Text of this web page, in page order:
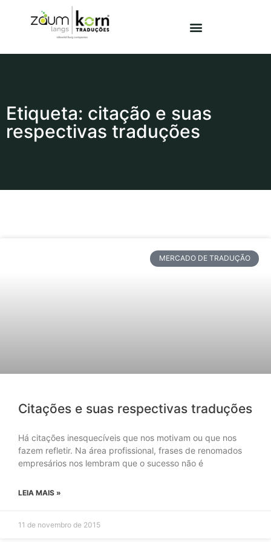
Etiqueta: citação e suas
respectivas traduções
MERCADO DE TRADUÇÃO
Citações e suas respectivas traduções
Há citações inesquecíveis que nos motivam ou que nos
fazem refletir. Na área profissional, frases de renomados
empresários nos lembram que o sucesso não é
LEIA MAIS »
11 de novembro de 2015